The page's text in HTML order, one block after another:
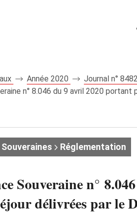
Année 2020
Journal n° 8482
n° 8.046 du 9 avril 2020
Réglementation
Souveraine n°
délivrées par le